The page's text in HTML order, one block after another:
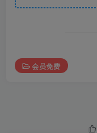
会员免费